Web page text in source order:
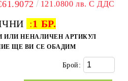
121.0800 лв. С ДДС
:1 БР.
ИЛИ НЕНАЛИЧЕН АРТИКУЛ
ЩЕ ВИ СЕ ОБАДИМ
Брой: